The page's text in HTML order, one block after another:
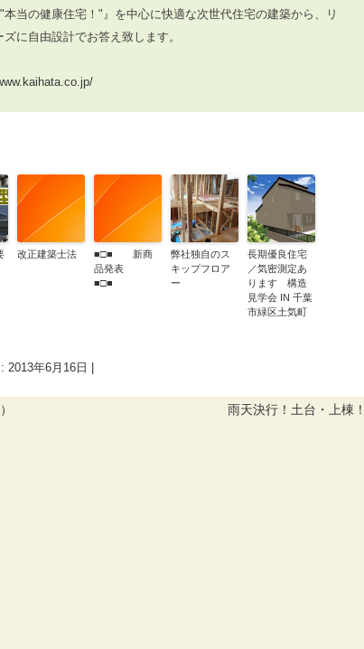
当の健康住宅！"』を中心に快適な次世代住宅の建築から、リ
に自由設計でお答え致します。
改正建築士法
■□■ 新商
品発表
■□■
弊社独自のス
キップフロア
ー
長期優良住宅
／気密測定あ
ります 構造
見学会 IN 千葉
市緑区土気町
2013年6月16日
雨天決行！土台・上棟！